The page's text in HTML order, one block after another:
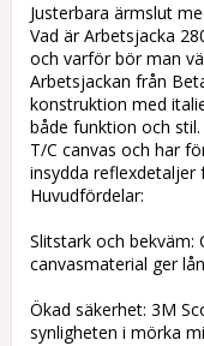
Justerbara ärmslut
Vad är Arbetsjacka
och varför bör man
Arbetsjackan från
konstruktion med
både funktion och
T/C canvas och har
insydda reflexdetaljer
Huvudfördelar:
Slitstark och
canvasmaterial ger
Ökad säkerhet: 3M
synligheten i mörka